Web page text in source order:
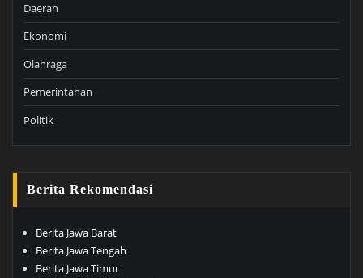
Daerah
Ekonomi
Olahraga
Pemerintahan
Politik
Berita Rekomendasi
Berita Jawa Barat
Berita Jawa Tengah
Berita Jawa Timur